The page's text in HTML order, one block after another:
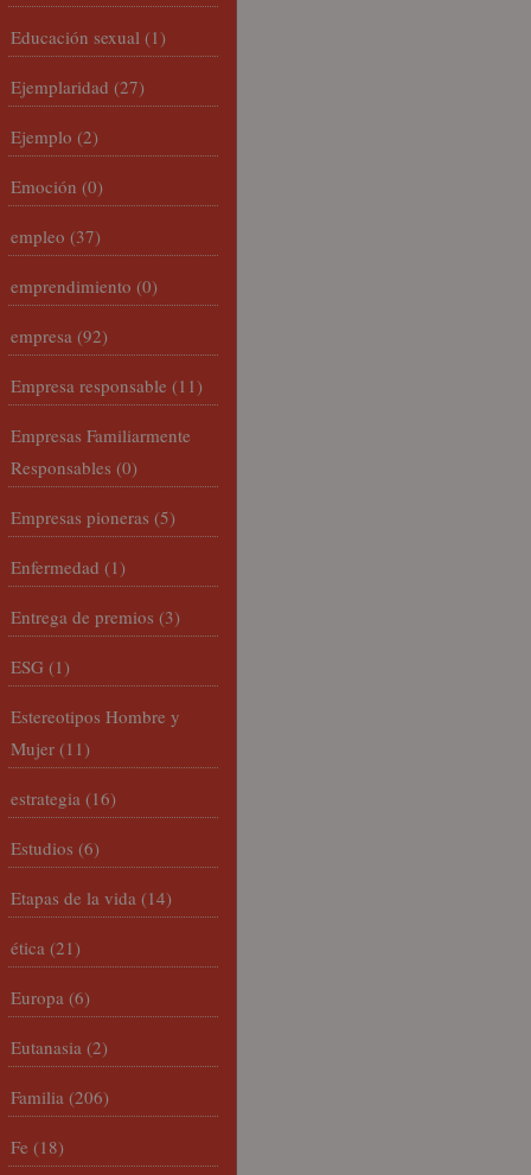
Educación sexual (1)
Ejemplaridad (27)
Ejemplo (2)
Emoción (0)
empleo (37)
emprendimiento (0)
empresa (92)
Empresa responsable (11)
Empresas Familiarmente
Responsables (0)
Empresas pioneras (5)
Enfermedad (1)
Entrega de premios (3)
ESG (1)
Estereotipos Hombre y
Mujer (11)
estrategia (16)
Estudios (6)
Etapas de la vida (14)
ética (21)
Europa (6)
Eutanasia (2)
Familia (206)
Fe (18)